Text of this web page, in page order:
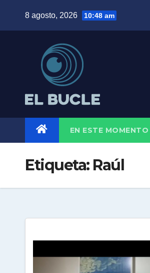
8 agosto, 2026 10:48 am
EN ESTE MOMENTO
Etiqueta: Raúl